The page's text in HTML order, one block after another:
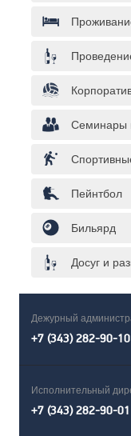
Семинары
Пейнтбол
Бильярд
Досуг и
Дежурный
+7 (343) 282-90-10
Исполнительный
+7 (343) 282-90-01